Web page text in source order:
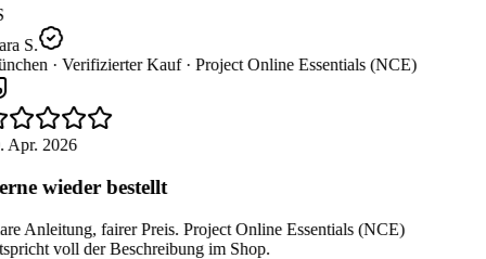
S.
· Verifizierter Kauf · Project Online Essentials (NCE)
Apr. 2026
wieder bestellt
Anleitung, fairer Preis. Project Online Essentials (NCE)
voll der Beschreibung im Shop.